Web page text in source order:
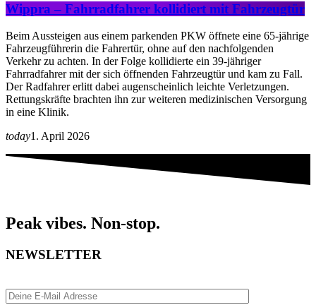
Wippra – Fahrradfahrer kollidiert mit Fahrzeugtür
Beim Aussteigen aus einem parkenden PKW öffnete eine 65-jährige
Fahrzeugführerin die Fahrertür, ohne auf den nachfolgenden
Verkehr zu achten. In der Folge kollidierte ein 39-jähriger
Fahrradfahrer mit der sich öffnenden Fahrzeugtür und kam zu Fall.
Der Radfahrer erlitt dabei augenscheinlich leichte Verletzungen.
Rettungskräfte brachten ihn zur weiteren medizinischen Versorgung
in eine Klinik.
today1. April 2026
Peak vibes. Non-stop.
NEWSLETTER